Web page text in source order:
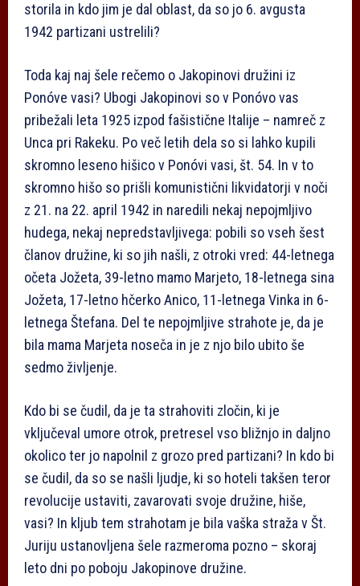
storila in kdo jim je dal oblast, da so jo 6. avgusta
1942 partizani ustrelili?
Toda kaj naj šele rečemo o Jakopinovi družini iz
Ponóve vasi? Ubogi Jakopinovi so v Ponóvo vas
pribežali leta 1925 izpod fašistične Italije – namreč z
Unca pri Rakeku. Po več letih dela so si lahko kupili
skromno leseno hišico v Ponóvi vasi, št. 54. In v to
skromno hišo so prišli komunistični likvidatorji v noči
z 21. na 22. april 1942 in naredili nekaj nepojmljivo
hudega, nekaj nepredstavljivega: pobili so vseh šest
članov družine, ki so jih našli, z otroki vred: 44-letnega
očeta Jožeta, 39-letno mamo Marjeto, 18-letnega sina
Jožeta, 17-letno hčerko Anico, 11-letnega Vinka in 6-
letnega Štefana. Del te nepojmljive strahote je, da je
bila mama Marjeta noseča in je z njo bilo ubito še
sedmo življenje.
Kdo bi se čudil, da je ta strahoviti zločin, ki je
vključeval umore otrok, pretresel vso bližnjo in daljno
okolico ter jo napolnil z grozo pred partizani? In kdo bi
se čudil, da so se našli ljudje, ki so hoteli takšen teror
revolucije ustaviti, zavarovati svoje družine, hiše,
vasi? In kljub tem strahotam je bila vaška straža v Št.
Juriju ustanovljena šele razmeroma pozno – skoraj
leto dni po poboju Jakopinove družine.